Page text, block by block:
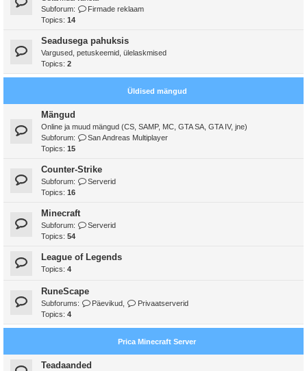
Subforum:
Firmade reklaam
Topics: 14
Seadusega pahuksis
Vargused, petuskeemid, ülelaskmised
Topics: 2
Üldised mängud
Mängud
Online ja muud mängud (CS, SAMP, MC, GTA SA, GTA IV, jne)
Subforum:
San Andreas Multiplayer
Topics: 15
Counter-Strike
Subforum:
Serverid
Topics: 16
Minecraft
Subforum:
Serverid
Topics: 54
League of Legends
Topics: 4
RuneScape
Subforums: Päevikud
Privaatserverid
Topics: 4
Prica Minecraft Server
Teadaanded